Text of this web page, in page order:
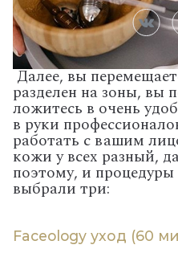
Далее, вы
разделен на зоны, вы
ложитесь в очень
в руки
работать с вашим
кожи у всех разный,
поэтому, и
выбрали три:
Faceology уход (60